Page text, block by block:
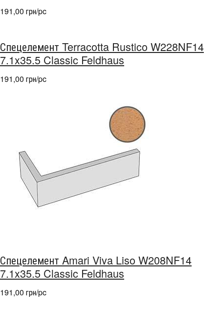
191,00 грн/pc
Спецелемент Terracotta Rustico W228NF14
7.1x35.5 Classic Feldhaus
191,00 грн/pc
Спецелемент Amari Viva Liso W208NF14
7.1x35.5 Classic Feldhaus
191,00 грн/pc